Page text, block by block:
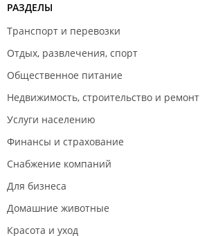
РАЗДЕЛЫ
Транспорт и перевозки
Отдых, развлечения, спорт
Общественное питание
Недвижимость, строительство и ремонт
Услуги населению
Финансы и страхование
Снабжение компаний
Для бизнеса
Домашние животные
Красота и уход